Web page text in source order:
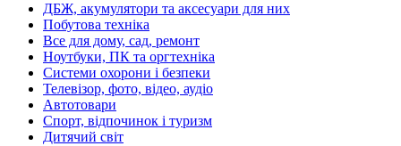
ДБЖ, акумулятори та аксесуари для них
Побутова техніка
Все для дому, сад, ремонт
Ноутбуки, ПК та оргтехніка
Системи охорони і безпеки
Телевізор, фото, відео, аудіо
Автотовари
Спорт, відпочинок і туризм
Дитячий світ